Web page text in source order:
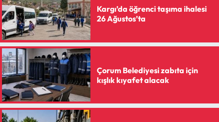
Kargı’da öğrenci taşıma ihalesi
26 Ağustos’ta
Çorum Belediyesi zabıta için
kışlık kıyafet alacak